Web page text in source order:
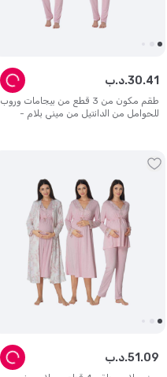
طقم مكون من 3 قطع من بيجامات وروب
للحوامل من الدانتيل من ميني بلام -
د.ب.30.41
د.ب.51 .09